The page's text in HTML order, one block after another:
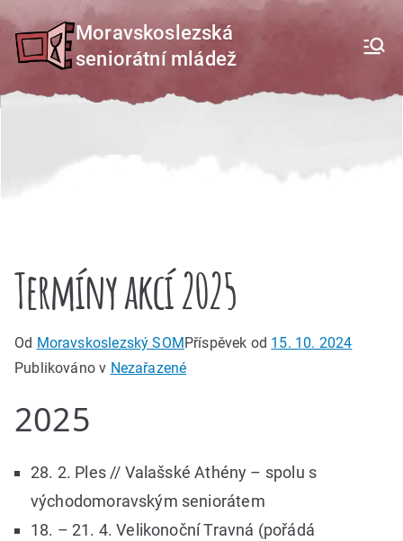
Přeskočit
na
Moravskoslezská
seniorátní mládež
Termíny akcí 2025
Od Moravskoslezský SOM Příspěvek od 15. 10. 2024
Publikováno v Nezařazené
2025
28. 2. Ples // Valašské Athény – spolu s
východomoravským seniorátem
18. – 21. 4. Velikonoční Travná (pořádá